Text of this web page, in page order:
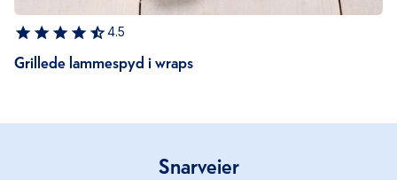
4.5
Grillede lammespyd i wraps
Snarveier